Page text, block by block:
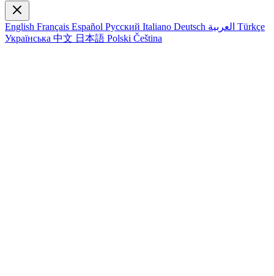
English Français Español Русский Italiano Deutsch
Türkçe
Українська 中文 日本語 Polski Čeština